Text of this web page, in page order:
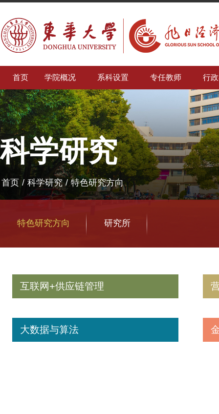
首页 学院概况 系科设置 专任教师 行
科学研究
首页 / 科学研究 / 特色研究方向
特色研究方向 研究所
互联网+供应链管理
大数据与算法